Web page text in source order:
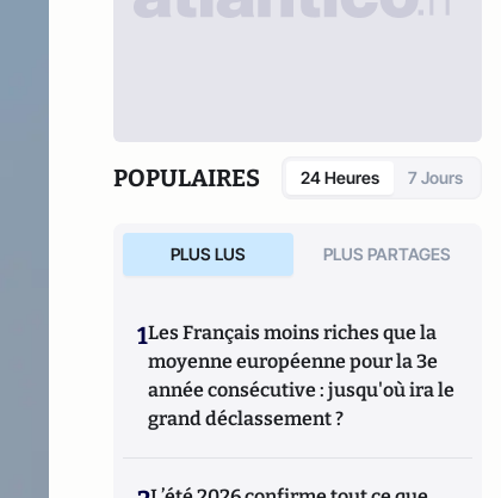
POPULAIRES 24 Heures 7 Jours
PLUS LUS PLUS PARTAGES
1Les Français moins riches que la
moyenne européenne pour la 3e
année consécutive : jusqu'où ira le
grand déclassement ?